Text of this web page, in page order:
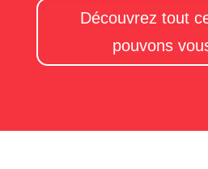
Découvrez tout
pouvons